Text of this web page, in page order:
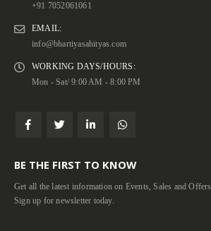
+91 7052061061
EMAIL:
info@bhartiyasahityas.com
WORKING DAYS/HOURS:
Mon - Sat/ 9:00 AM - 8:00 PM
BE THE FIRST TO KNOW
Get all the latest information on Events, Sales and Offers.
Sign up for newsletter today.